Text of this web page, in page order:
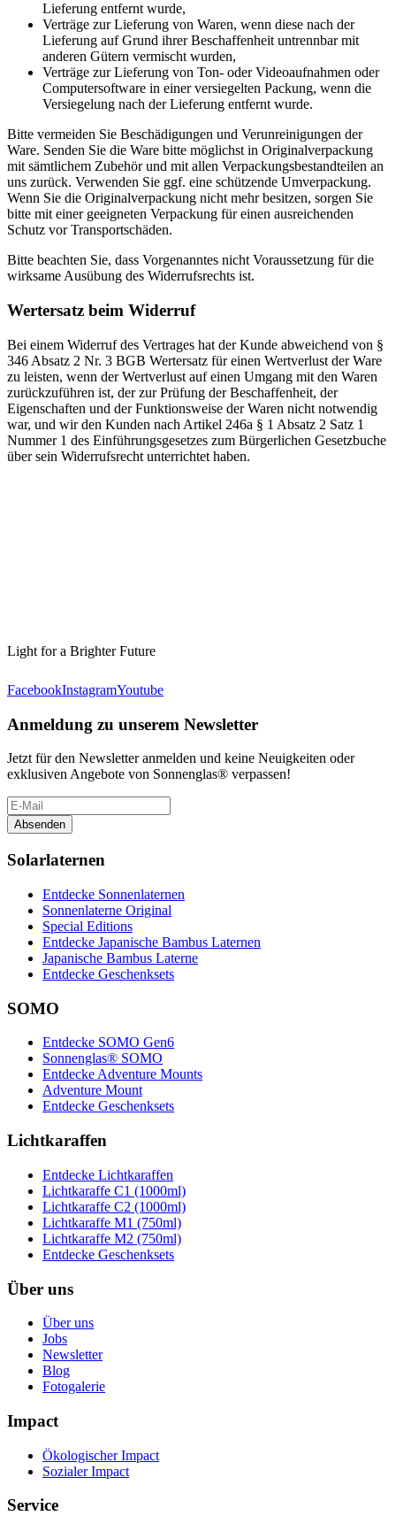
Lieferung entfernt wurde,
Verträge zur Lieferung von Waren, wenn diese nach der
Lieferung auf Grund ihrer Beschaffenheit untrennbar mit
anderen Gütern vermischt wurden,
Verträge zur Lieferung von Ton- oder Videoaufnahmen oder
Computersoftware in einer versiegelten Packung, wenn die
Versiegelung nach der Lieferung entfernt wurde.
Bitte vermeiden Sie Beschädigungen und Verunreinigungen der
Ware. Senden Sie die Ware bitte möglichst in Originalverpackung
mit sämtlichem Zubehör und mit allen Verpackungsbestandteilen an
uns zurück. Verwenden Sie ggf. eine schützende Umverpackung.
Wenn Sie die Originalverpackung nicht mehr besitzen, sorgen Sie
bitte mit einer geeigneten Verpackung für einen ausreichenden
Schutz vor Transportschäden.
Bitte beachten Sie, dass Vorgenanntes nicht Voraussetzung für die
wirksame Ausübung des Widerrufsrechts ist.
Wertersatz beim Widerruf
Bei einem Widerruf des Vertrages hat der Kunde abweichend von §
346 Absatz 2 Nr. 3 BGB Wertersatz für einen Wertverlust der Ware
zu leisten, wenn der Wertverlust auf einen Umgang mit den Waren
zurückzuführen ist, der zur Prüfung der Beschaffenheit, der
Eigenschaften und der Funktionsweise der Waren nicht notwendig
war, und wir den Kunden nach Artikel 246a § 1 Absatz 2 Satz 1
Nummer 1 des Einführungsgesetzes zum Bürgerlichen Gesetzbuche
über sein Widerrufsrecht unterrichtet haben.
Light for a Brighter Future
FacebookInstagramYoutube
Anmeldung zu unserem Newsletter
Jetzt für den Newsletter anmelden und keine Neuigkeiten oder
exklusiven Angebote von Sonnenglas® verpassen!
Absenden
Solarlaternen
Entdecke Sonnenlaternen
Sonnenlaterne Original
Special Editions
Entdecke Japanische Bambus Laternen
Japanische Bambus Laterne
Entdecke Geschenksets
SOMO
Entdecke SOMO Gen6
Sonnenglas® SOMO
Entdecke Adventure Mounts
Adventure Mount
Entdecke Geschenksets
Lichtkaraffen
Entdecke Lichtkaraffen
Lichtkaraffe C1 (1000ml)
Lichtkaraffe C2 (1000ml)
Lichtkaraffe M1 (750ml)
Lichtkaraffe M2 (750ml)
Entdecke Geschenksets
Über uns
Über uns
Jobs
Newsletter
Blog
Fotogalerie
Impact
Ökologischer Impact
Sozialer Impact
Service